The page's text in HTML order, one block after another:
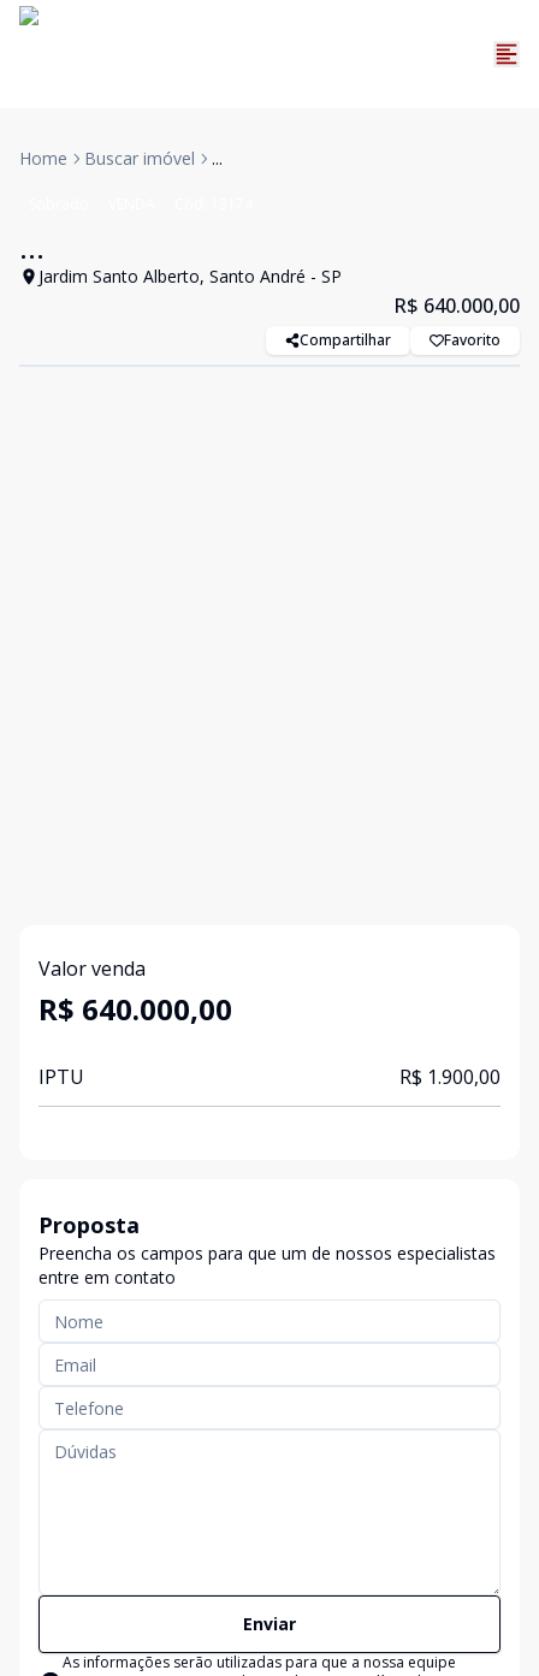
Home Buscar imóvel ...
...
Jardim Santo Alberto, Santo André - SP
R$ 640.000,00
Compartilhar Favorito
Valor venda
R$ 640.000,00
IPTU R$ 1.900,00
Proposta
Preencha os campos para que um de nossos especialistas
entre em contato
Enviar
As informações serão utilizadas para que a nossa equipe